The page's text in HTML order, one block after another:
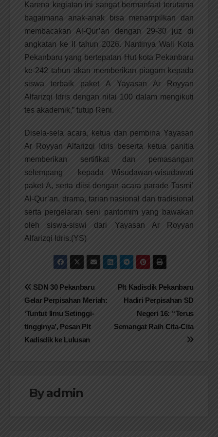
Karena kegiatan ini sangat bermanfaat terutama
bagaimana anak-anak bisa menampilkan dan
membacakan Al-Qur’an dengan 29-30 juz di
angkatan ke II tahun 2026. Nantinya Wali Kota
Pekanbaru yang bertepatan Hut kota Pekanbaru
ke-242 tahun akan memberikan piagam kepada
siswa terbaik paket A Yayasan Ar Royyan
Alfarizqi Idris dengan nilai 100 dalam mengikuti
tes akademik,” tutup Reni.
Disela-sela acara, ketua dan pembina Yayasan
Ar Royyan Alfarizqi Idris beserta ketua panitia
memberikan sertifikat dan pemasangan
selempang kepada Wisudawan-wisudawati
paket A, serta diisi dengan acara parade Tasmi’
Al-Qur’an, drama, tarian nasional dan tradisional
serta pergelaran seni pantomim yang bawakan
oleh siswa-siswi dari Yayasan Ar Royyan
Alfarizqi Idris.(YS)
Navigasi
pos
Plt Kadisdik Pekanbaru
Hadiri Perpisahan SD
Negeri 16: “Terus
Semangat Raih Cita-Cita
SDN 30 Pekanbaru
Gelar Perpisahan Meriah:
‘Tuntut Ilmu Setinggi-
tingginya’, Pesan Plt
Kadisdik ke Lulusan
Byadmin